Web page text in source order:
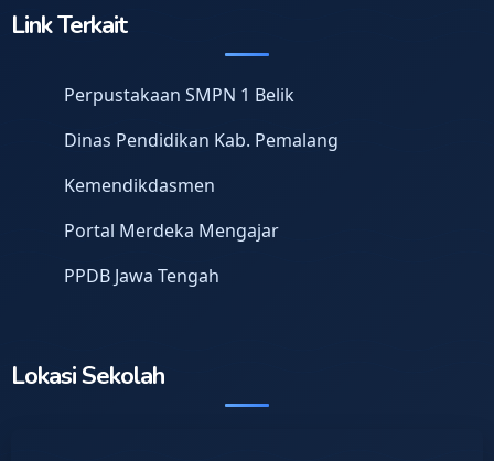
Link Terkait
Perpustakaan SMPN 1 Belik
Dinas Pendidikan Kab. Pemalang
Kemendikdasmen
Portal Merdeka Mengajar
PPDB Jawa Tengah
Lokasi Sekolah